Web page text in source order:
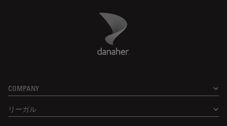
Danaher Logo
COMPANY
リーガル